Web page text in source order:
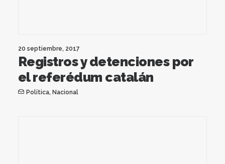
20 septiembre, 2017
Registros y detenciones por
el referédum catalán
Política, Nacional